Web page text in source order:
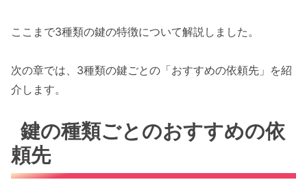
ここまで3種類の鍵の特徴について解説しました。
次の章では、3種類の鍵ごとの「おすすめの依頼先」を紹
介します。
鍵の種類ごとのおすすめの依
頼先